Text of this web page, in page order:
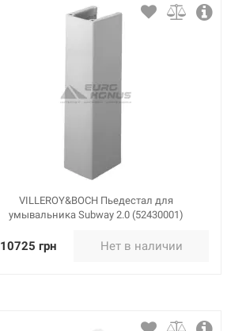
VILLEROY&BOCH Пьедестал для
умывальника Subway 2.0 (52430001)
10725 грн Нет в наличии